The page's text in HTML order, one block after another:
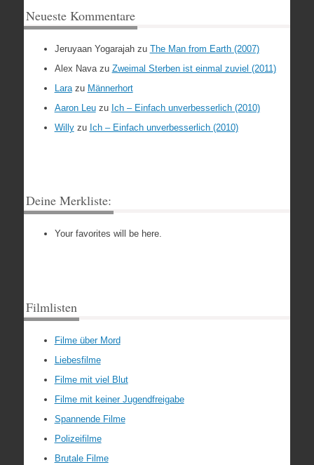
Neueste Kommentare
Jeruyaan Yogarajahzu The Man from Earth (2007)
Alex Navazu Zweimal Sterben ist einmal zuviel (2011)
Larazu Männerhort
Aaron Leuzu Ich – Einfach unverbesserlich (2010)
Willyzu Ich – Einfach unverbesserlich (2010)
Deine Merkliste:
Your favorites will be here.
Filmlisten
Filme über Mord
Liebesfilme
Filme mit viel Blut
Filme mit keiner Jugendfreigabe
Spannende Filme
Polizeifilme
Brutale Filme